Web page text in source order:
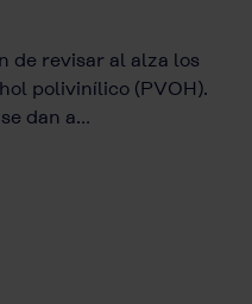
de revisar al alza los
polivinílico (PVOH).
dan a…